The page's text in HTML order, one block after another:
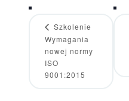
Szkolenie
Wymagania
nowej normy
ISO
9001:2015